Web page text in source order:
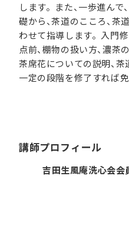
します。また、一歩進ん
礎から、茶道のこころ、
わせて指導します。入門
点前、棚物の扱い方、濃茶
茶席花についての説明、茶
一定の段階を修了すれば
講師プロフィール
吉田生風庵洗心会